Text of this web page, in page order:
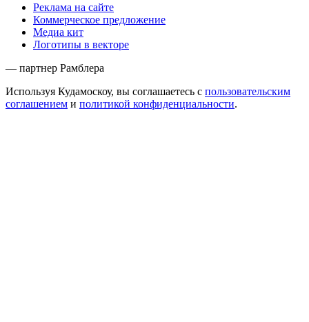
Реклама на сайте
Коммерческое предложение
Медиа кит
Логотипы в векторе
— партнер Рамблера
Используя Кудамоскоу, вы соглашаетесь с пользовательским
соглашением и политикой конфиденциальности.